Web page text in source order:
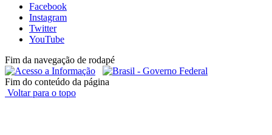
Facebook
Instagram
Twitter
YouTube
Fim da navegação de rodapé
Fim do conteúdo da página
Voltar para o topo